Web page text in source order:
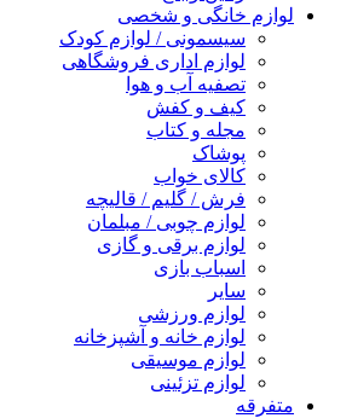
لوازم خانگی و شخصی
سیسمونی / لوازم کودک
لوازم اداری فروشگاهی
تصفیه آب و هوا
کیف و کفش
مجله و کتاب
پوشاک
کالای خواب
فرش / گلیم / قالیچه
لوازم چوبی / مبلمان
لوازم برقی و گازی
اسباب بازی
سایر
لوازم ورزشی
لوازم خانه و آشپزخانه
لوازم موسیقی
لوازم تزئینی
متفرقه